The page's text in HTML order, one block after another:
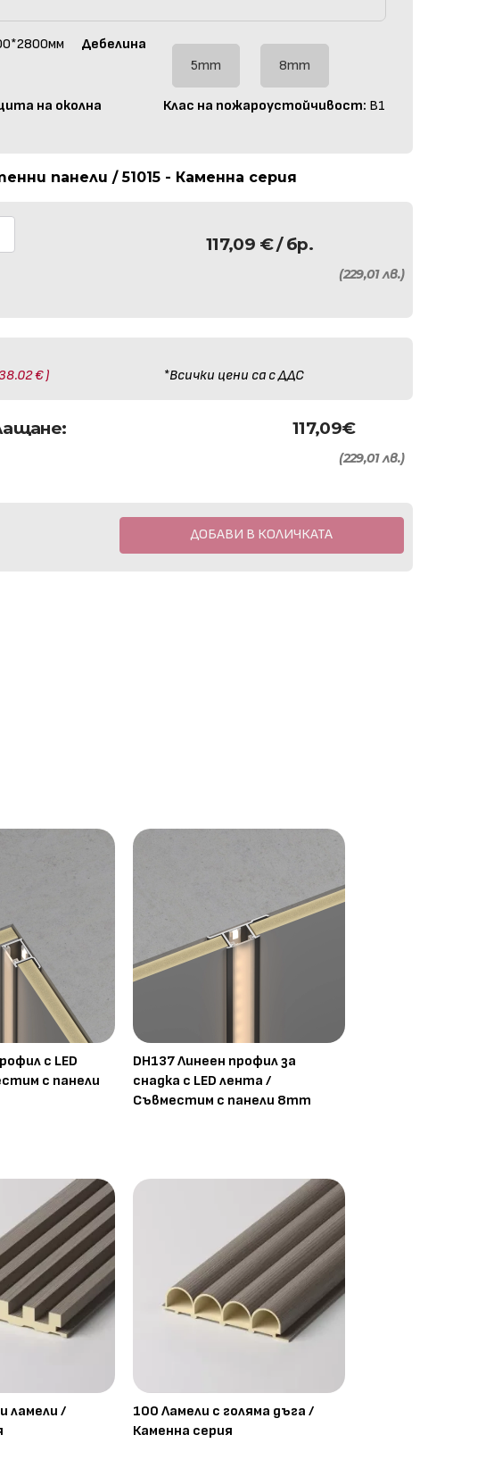
Дебелина
5mm
8mm
на околна
Клас на пожароустойчивост: B1
панели / 51015 - Каменна серия
117,09 €/ бр.
(229,01 лв.)
(Цена на кв.м - 38.02 € ) *Всички цени са с ДДС
117,09€
(229,01 лв.)
ДОБАВИ В КОЛИЧКАТА
с LED
с панели
DH137 Линеен профил за
снадка с LED лента /
Съвместим с панели 8mm
ламели /
100 Ламели с голяма дъга /
Каменна серия